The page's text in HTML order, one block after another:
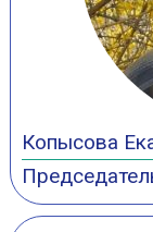
Копысова